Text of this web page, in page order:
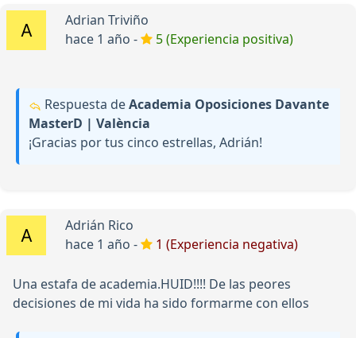
Adrian Triviño
hace 1 año -
5 (Experiencia positiva)
Respuesta deAcademia Oposiciones Davante
MasterD | València
¡Gracias por tus cinco estrellas, Adrián!
Adrián Rico
hace 1 año -
1 (Experiencia negativa)
Una estafa de academia.HUID!!!! De las peores
decisiones de mi vida ha sido formarme con ellos